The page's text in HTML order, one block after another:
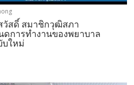
วัสดิ์​ สมาชิกวุฒิสภา
ดการทำงานของพยาบาล
บใหม่